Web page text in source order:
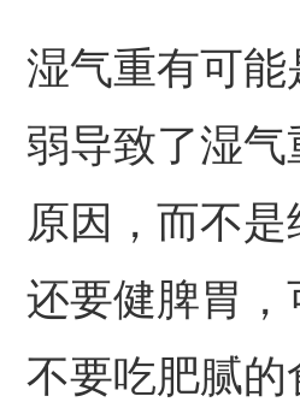
湿气重有可
弱导致了湿
原因，而不是
还要健脾胃，
不要吃肥腻